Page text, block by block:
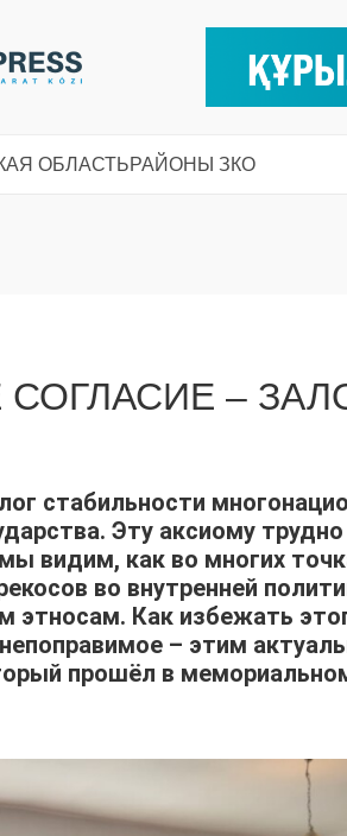
ОБЛАСТЬРАЙОНЫ ЗКО
–
стабильности
Эту аксиому
видим, как во многих
во внутренней
Как избежать
– этим
прошёл в